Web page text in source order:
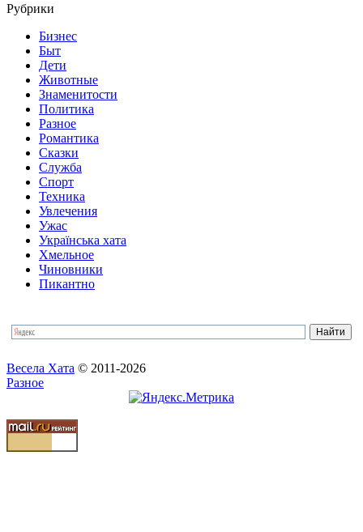
Рубрики
Бизнес
Быт
Дети
Животные
Знаменитости
Политика
Разное
Романтика
Сказки
Служба
Спорт
Техника
Увлечения
Ужас
Українська хата
Хмельное
Чиновники
Пикантно
Весела Хата © 2011-2026
Разное